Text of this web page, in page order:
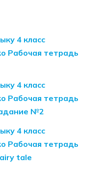
4 класс
Рабочая тетрадь
4 класс
Рабочая тетрадь
№2
4 класс
Рабочая тетрадь
tale